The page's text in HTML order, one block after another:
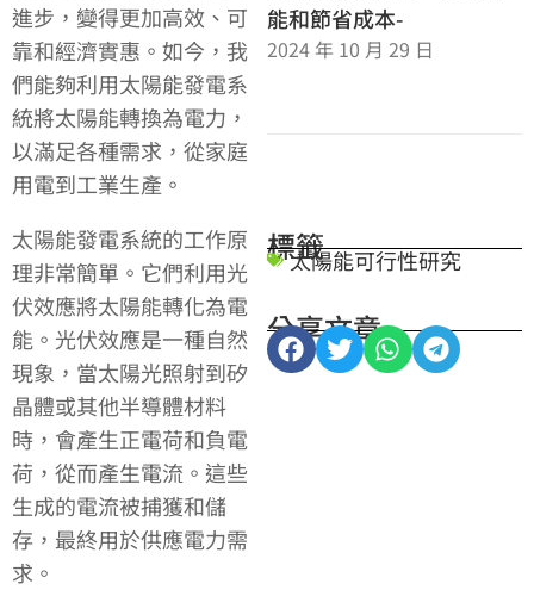
進步，變得更加高效、可
靠和經濟實惠。如今，我
們能夠利用太陽能發電系
統將太陽能轉換為電力，
以滿足各種需求，從家庭
用電到工業生產。
太陽能發電系統的工作原
理非常簡單。它們利用光
伏效應將太陽能轉化為電
能。光伏效應是一種自然
現象，當太陽光照射到矽
晶體或其他半導體材料
時，會產生正電荷和負電
荷，從而產生電流。這些
生成的電流被捕獲和儲
存，最終用於供應電力需
求。
能和節省成本-
2024 年 10 月 29 日
標籤
太陽能可行性研究
分享文章